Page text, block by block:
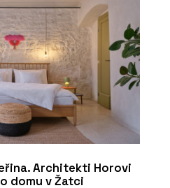
Architekti Horovi
domu v Žatci